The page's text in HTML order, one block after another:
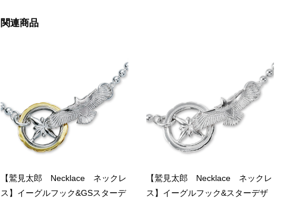
関連商品
【鷲見太郎 Necklace ネックレ
ス】イーグルフック&GSスターデ
【鷲見太郎 Necklace ネックレ
ス】イーグルフック&スターデザ